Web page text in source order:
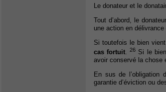
Le donateur et le
Tout d’abord, le
une action en
Si toutefois le bien
cas fortuit.26 Si le
avoir conservé la chose
En sus de l’obligation
garantie d’éviction ou